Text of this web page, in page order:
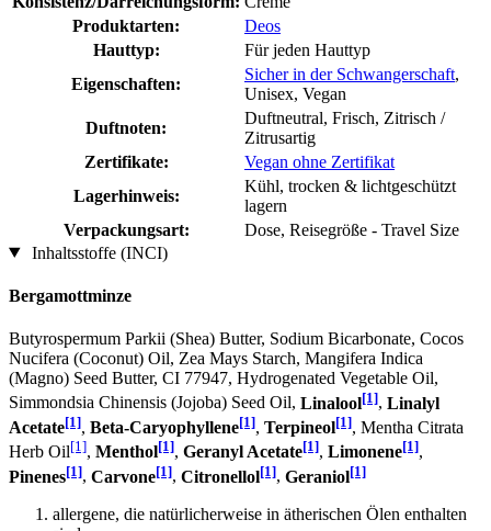
Produktarten:
Deos
Hauttyp:
Für jeden Hauttyp
Eigenschaften:
Sicher in der Schwangerschaft,
Unisex, Vegan
Duftnoten:
Duftneutral, Frisch, Zitrisch /
Zitrusartig
Zertifikate:
Vegan ohne Zertifikat
Lagerhinweis:
Kühl, trocken & lichtgeschützt
lagern
Verpackungsart:
Dose, Reisegröße - Travel Size
Inhaltsstoffe (INCI)
Bergamottminze
Butyrospermum Parkii (Shea) Butter, Sodium Bicarbonate, Cocos
Nucifera (Coconut) Oil, Zea Mays Starch, Mangifera Indica
(Magno) Seed Butter, CI 77947, Hydrogenated Vegetable Oil,
Simmondsia Chinensis (Jojoba) Seed Oil, Linalool[1], Linalyl
Acetate[1], Beta-Caryophyllene[1], Terpineol[1], Mentha Citrata
Herb Oil[1], Menthol[1], Geranyl Acetate[1], Limonene[1],
Pinenes[1], Carvone[1], Citronellol[1], Geraniol[1]
allergene, die natürlicherweise in ätherischen Ölen enthalten